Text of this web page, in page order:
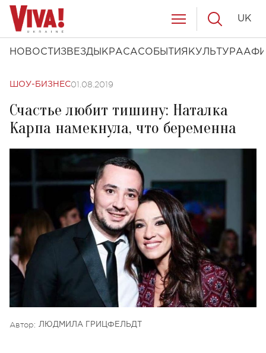
НОВОСТИ ЗВЕЗДЫ КРАСАСОБЫТИЯ КУЛЬТУРА
UK
ШОУ-БИЗНЕС01.08.2019
Счастье любит тишину: Наталка
Карпа намекнула, что беременна
Автор: ЛЮДМИЛА ГРИЦФЕЛЬДТ